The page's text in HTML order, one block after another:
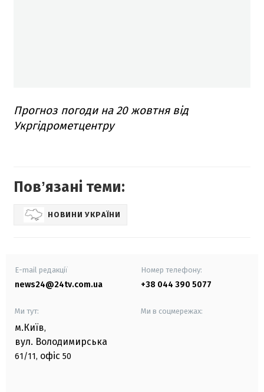
Прогноз погоди на 20 жовтня від
Укргідрометцентру
Повʼязані теми:
НОВИНИ УКРАЇНИ
E-mail редакції
news24@24tv.com.ua
Номер телефону:
+38 044 390 5077
Ми тут:
м.Київ,
вул. Володимирська
61/11, офіс 50
Ми в соцмережах: